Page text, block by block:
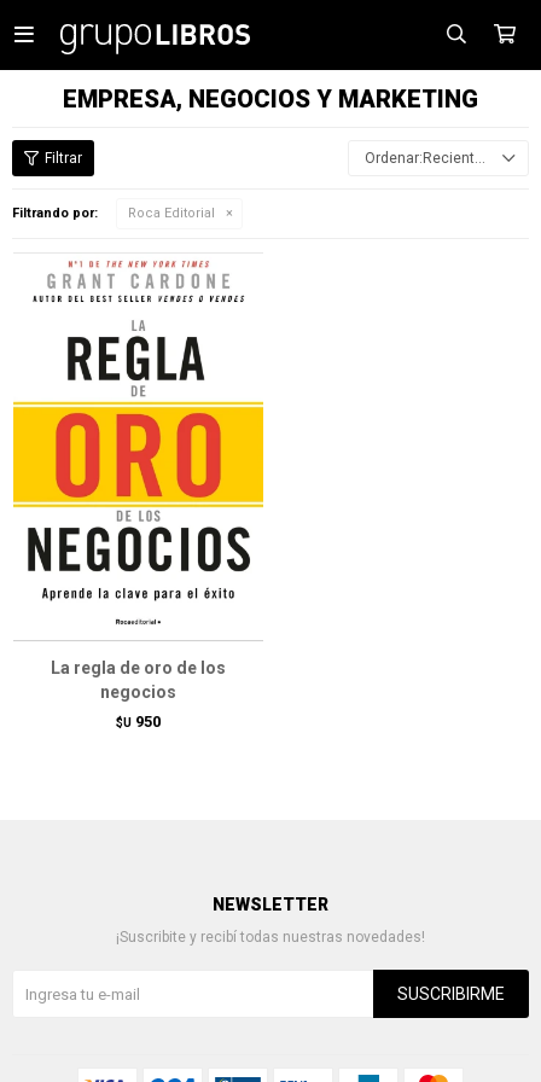

EMPRESA, NEGOCIOS Y MARKETING
Recientes
Filtrando por: Roca Editorial
La regla de oro de los
negocios
$U 950
NEWSLETTER
¡Suscribite y recibí todas nuestras novedades!
SUSCRIBIRME